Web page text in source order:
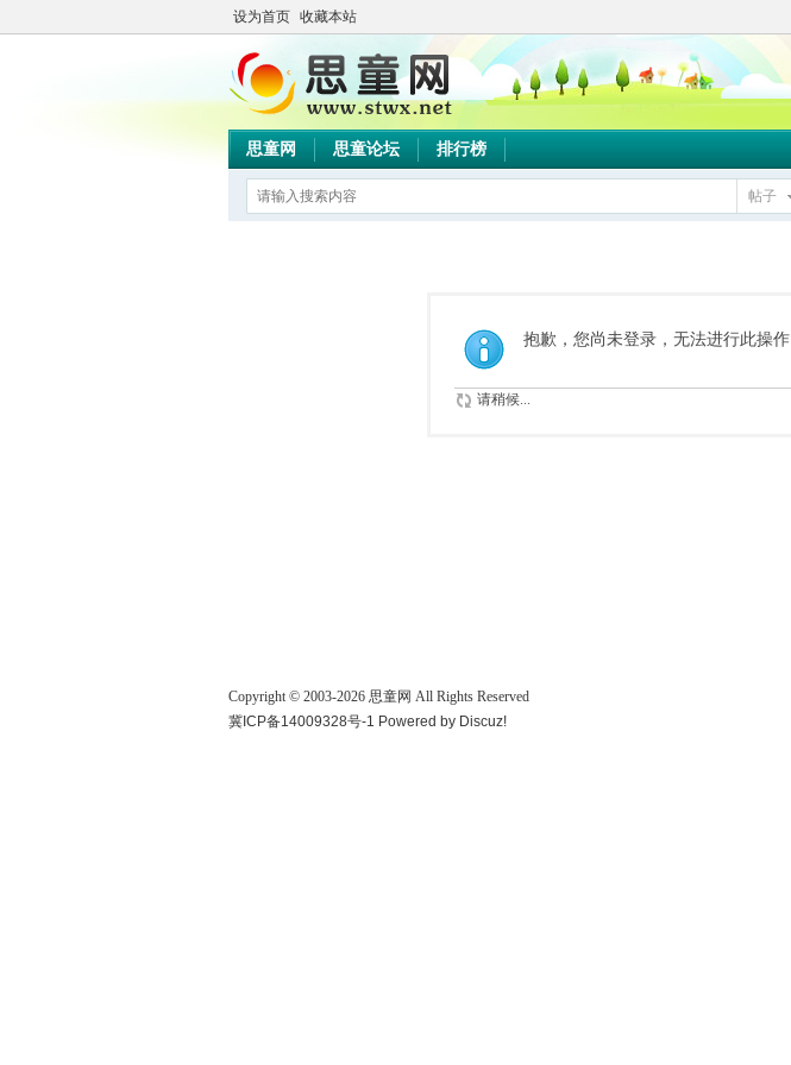
设为首页 收藏本站
思童网 思童论坛 排行榜
帖子
抱歉，您尚未登录，无法进行此操作
请稍候...
Copyright © 2003-2026 思童网 All Rights Reserved
冀ICP备14009328号-1 Powered by Discuz!